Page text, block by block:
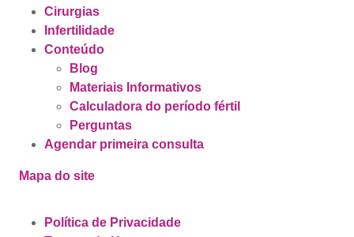
Cirurgias
Infertilidade
Conteúdo
Blog
Materiais Informativos
Calculadora do período fértil
Perguntas
Agendar primeira consulta
Mapa do site
Política de Privacidade